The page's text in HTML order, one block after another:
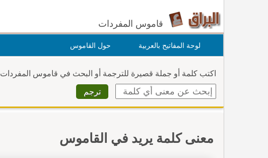
قاموس المفردات
لوحة المفاتيح بالعربية حول القاموس
اكتب كلمة أو جملة قصيرة للترجمة أو البحث في قاموس المفردات
معنى كلمة يريد في القاموس